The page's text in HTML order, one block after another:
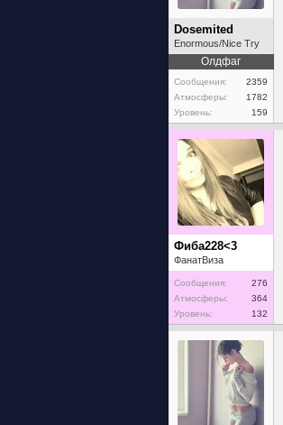
Dosemited
Enormous/Nice Try
Олдфаг
Сообщения:
2359
Атмосферы:
1782
Уровень:
159
Фиба228<3
ФанатВиза
Сообщения:
276
Атмосферы:
364
Уровень:
132